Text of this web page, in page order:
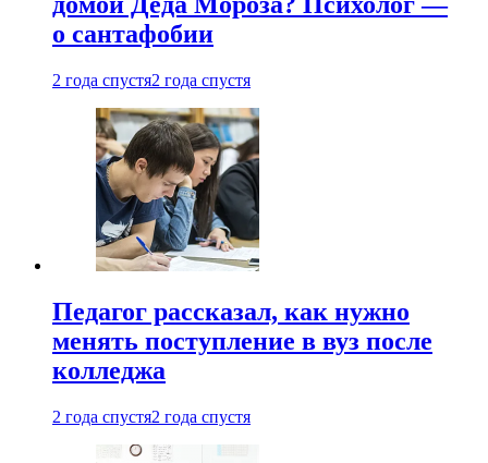
о сантафобии
2 года спустя2 года спустя
Педагог рассказал, как нужно
менять поступление в вуз после
колледжа
2 года спустя2 года спустя